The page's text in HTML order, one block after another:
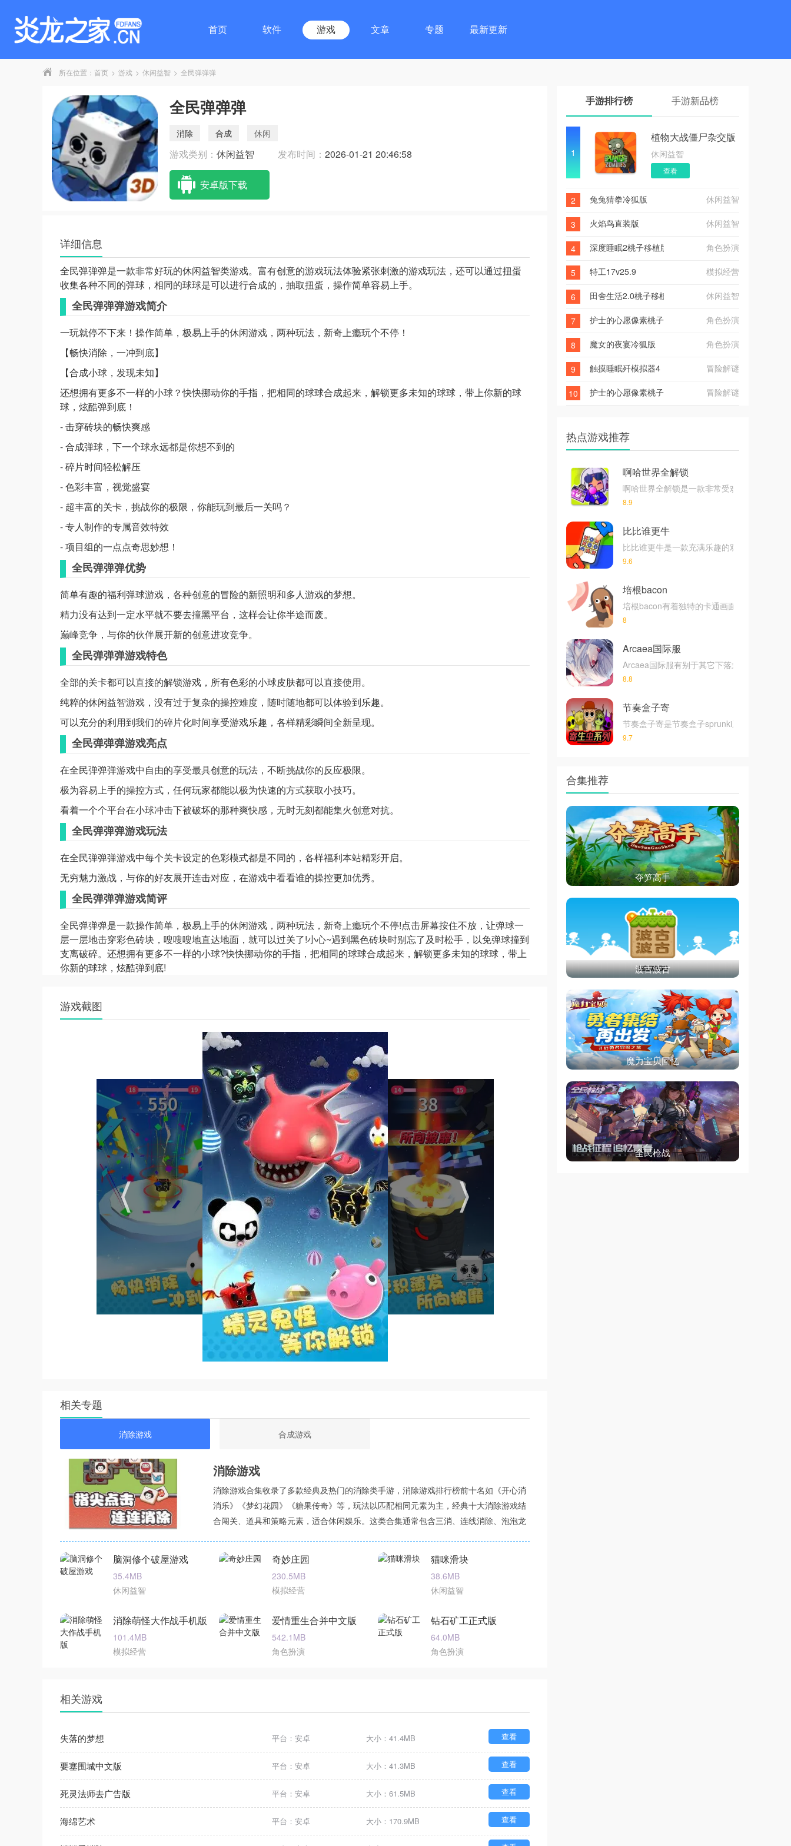
首页 软件 游戏 文章 专题 最新更新
所在位置： 首页 > 游戏 > 休闲益智 > 全民弹弹弹
全民弹弹弹
消除 合成 休闲
游戏类别： 休闲益智 发布时间： 2026-01-21 20:46:58
安卓版下载
详细信息
全民弹弹弹是一款非常好玩的休闲益智类游戏。富有创意的游戏玩法体验紧张刺激的游戏玩法，还可以通过扭蛋
收集各种不同的弹球，相同的球球是可以进行合成的，抽取扭蛋，操作简单容易上手。
全民弹弹弹游戏简介
一玩就停不下来！操作简单，极易上手的休闲游戏，两种玩法，新奇上瘾玩个不停！
【畅快消除，一冲到底】
【合成小球，发现未知】
还想拥有更多不一样的小球？快快挪动你的手指，把相同的球球合成起来，解锁更多未知的球球，带上你新的球
球，炫酷弹到底！
- 击穿砖块的畅快爽感
- 合成弹球，下一个球永远都是你想不到的
- 碎片时间轻松解压
- 色彩丰富，视觉盛宴
- 超丰富的关卡，挑战你的极限，你能玩到最后一关吗？
- 专人制作的专属音效特效
- 项目组的一点点奇思妙想！
全民弹弹弹优势
简单有趣的福利弹球游戏，各种创意的冒险的新照明和多人游戏的梦想。
精力没有达到一定水平就不要去撞黑平台，这样会让你半途而废。
巅峰竞争，与你的伙伴展开新的创意进攻竞争。
全民弹弹弹游戏特色
全部的关卡都可以直接的解锁游戏，所有色彩的小球皮肤都可以直接使用。
纯粹的休闲益智游戏，没有过于复杂的操控难度，随时随地都可以体验到乐趣。
可以充分的利用到我们的碎片化时间享受游戏乐趣，各样精彩瞬间全新呈现。
全民弹弹弹游戏亮点
在全民弹弹弹游戏中自由的享受最具创意的玩法，不断挑战你的反应极限。
极为容易上手的操控方式，任何玩家都能以极为快速的方式获取小技巧。
看着一个个平台在小球冲击下被破坏的那种爽快感，无时无刻都能集火创意对抗。
全民弹弹弹游戏玩法
在全民弹弹弹游戏中每个关卡设定的色彩模式都是不同的，各样福利本站精彩开启。
无穷魅力激战，与你的好友展开连击对应，在游戏中看看谁的操控更加优秀。
全民弹弹弹游戏简评
全民弹弹弹是一款操作简单，极易上手的休闲游戏，两种玩法，新奇上瘾玩个不停!点击屏幕按住不放，让弹球一
层一层地击穿彩色砖块，嗖嗖嗖地直达地面，就可以过关了!小心~遇到黑色砖块时别忘了及时松手，以免弹球撞到
支离破碎。还想拥有更多不一样的小球?快快挪动你的手指，把相同的球球合成起来，解锁更多未知的球球，带上
你新的球球，炫酷弹到底!
游戏截图
相关专题
消除游戏 合成游戏
消除游戏
消除游戏合集收录了多款经典及热门的消除类手游，消除游戏排行榜前十名如《开心消
消乐》《梦幻花园》《糖果传奇》等，玩法以匹配相同元素为主，经典十大消除游戏结
合闯关、道具和策略元素，适合休闲娱乐。这类合集通常包含三消、连线消除、泡泡龙
戏2025大全内的游戏大多画面精美、操作简单，适合全年龄段玩家，部分支持社交功
能，可与好友比拼分数或互助闯关。但需注意部分游戏含内购或广告，建议合理消费。
这类合集通常通过应用商店或游戏平台获取，下载前请留意设备兼容性。
脑洞修个破屋游戏
35.4MB
休闲益智
奇妙庄园
230.5MB
模拟经营
猫咪滑块
38.6MB
休闲益智
消除萌怪大作战手机版
101.4MB
模拟经营
爱情重生合并中文版
542.1MB
角色扮演
钻石矿工正式版
64.0MB
角色扮演
相关游戏
失落的梦想 平台：安卓 大小：41.4MB 查看
要塞围城中文版 平台：安卓 大小：41.3MB 查看
死灵法师去广告版 平台：安卓 大小：61.5MB 查看
海绵艺术 平台：安卓 大小：170.9MB 查看
手游排行榜 手游新品榜
1
植物大战僵尸杂交版内置菜单
休闲益智
查看
2 兔兔猜拳冷狐版 休闲益智
3 火焰鸟直装版 休闲益智
4 深度睡眠2桃子移植版 角色扮演
5 特工17v25.9 模拟经营
6 田舍生活2.0桃子移植 休闲益智
7 护士的心愿像素桃子移植 角色扮演
8 魔女的夜宴冷狐版 角色扮演
9 触摸睡眠歼模拟器4 冒险解谜
10 护士的心愿像素桃子移植版 冒险解谜
热点游戏推荐
啊哈世界全解锁
啊哈世界全解锁是一款非常受欢迎的卡通世
8.9
比比谁更牛
比比谁更牛是一款充满乐趣的双人同屏对战
9.6
培根bacon
培根bacon有着独特的卡通画面风格玩家可
8
Arcaea国际服
Arcaea国际服有别于其它下落式音游拥有最
8.8
节奏盒子寄
节奏盒子寄是节奏盒子sprunki系列寄生虫模
9.7
合集推荐
夺笋高手
波古波古
魔力宝贝回忆
全民枪战